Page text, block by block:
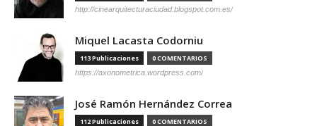
http://cinearquitecturaciudad.blogspot.com.es/
Miquel Lacasta Codorniu
113 Publicaciones 0 COMENTARIOS
https://axonometrica.wordpress.com/
José Ramón Hernández Correa
112 Publicaciones 0 COMENTARIOS